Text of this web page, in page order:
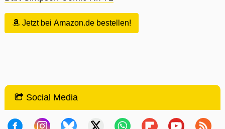
Jetzt bei Amazon.de bestellen!
Social Media